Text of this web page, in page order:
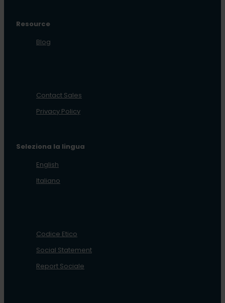
Resource
Blog
Contact Sales
Privacy Policy
Seleziona la lingua
English
Italiano
Codice Etico
Social Statement
Report Sociale